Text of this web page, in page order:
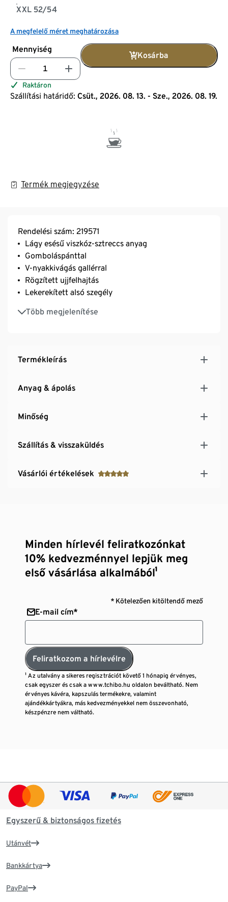
XXL 52/54
A megfelelő méret meghatározása
Mennyiség
Kosárba
Raktáron
Szállítási határidő: Csüt., 2026. 08. 13. - Sze., 2026. 08. 19.
Termék megjegyzése
Rendelési szám: 219571
Lágy esésű viszkóz-sztreccs anyag
Gomboláspánttal
V-nyakkivágás gallérral
Rögzített ujjfelhajtás
Lekerekített alsó szegély
Több megjelenítése
Elasztánnal: formatartó, tökéletesen áll, rendkívül
kényelmes viselet
Termékleírás
Anyag & ápolás
Minőség
Szállítás & visszaküldés
Vásárlói értékelések
Minden hírlevél feliratkozónkat
10% kedvezménnyel lepjük meg
első vásárlása alkalmából¹
* Kötelezően kitöltendő mező
E-mail cím*
Feliratkozom a hírlevélre
¹ Az utalvány a sikeres regisztrációt követő 1 hónapig érvényes,
csak egyszer és csak a www.tchibo.hu oldalon beváltható. Nem
érvényes kávéra, kapszulás termékekre, valamint
ajándékkártyákra, más kedvezményekkel nem összevonható,
készpénzre nem váltható.
Egyszerű & biztonságos fizetés
Utánvét
Bankkártya
PayPal